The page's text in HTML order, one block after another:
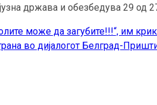
држава и обезбедува 29 од
може да загубите!!!“, им
во дијалогот Белград-